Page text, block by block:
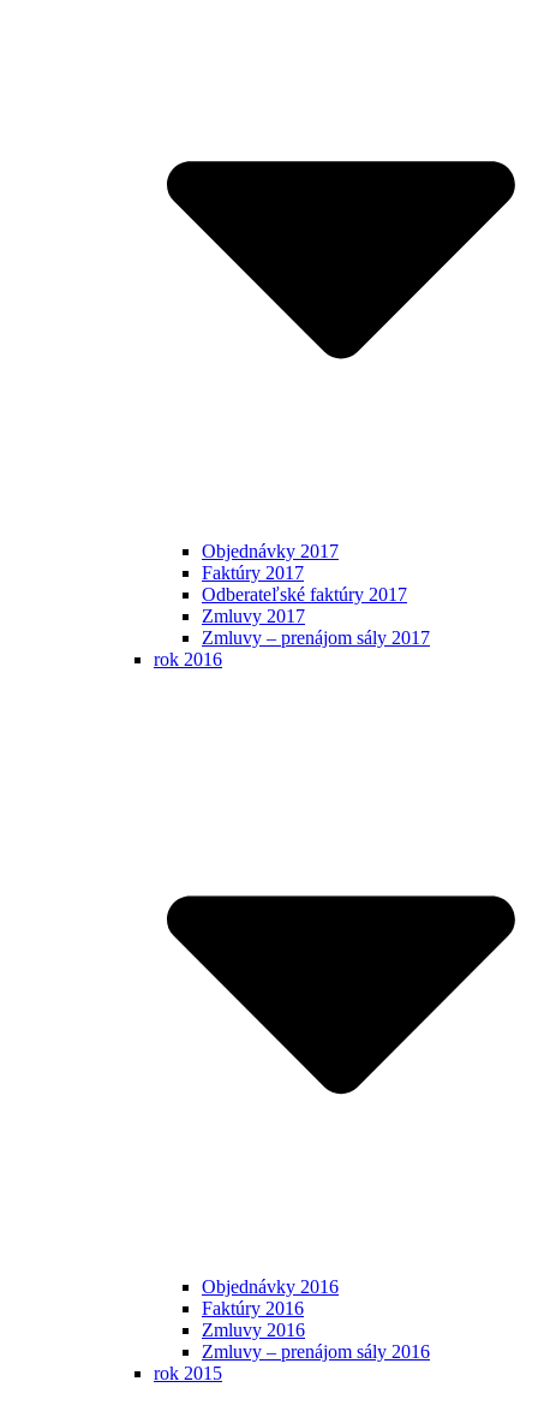
Objednávky 2017
Faktúry 2017
Odberateľské faktúry 2017
Zmluvy 2017
Zmluvy – prenájom sály 2017
rok 2016
Objednávky 2016
Faktúry 2016
Zmluvy 2016
Zmluvy – prenájom sály 2016
rok 2015